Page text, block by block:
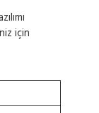
için